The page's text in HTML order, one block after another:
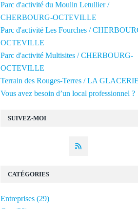
SUIVEZ-MOI
Parc d'activité du Moulin Letullier /
CHERBOURG-OCTEVILLE
Parc d'activité Les Fourches /
OCTEVILLE
Parc d'activité Multisites / CHERBOURG-
OCTEVILLE
Terrain des Rouges-Terres / LA GLACERIE
Vous avez besoin d’un local professionnel ?
CATÉGORIES
Entreprises (29)